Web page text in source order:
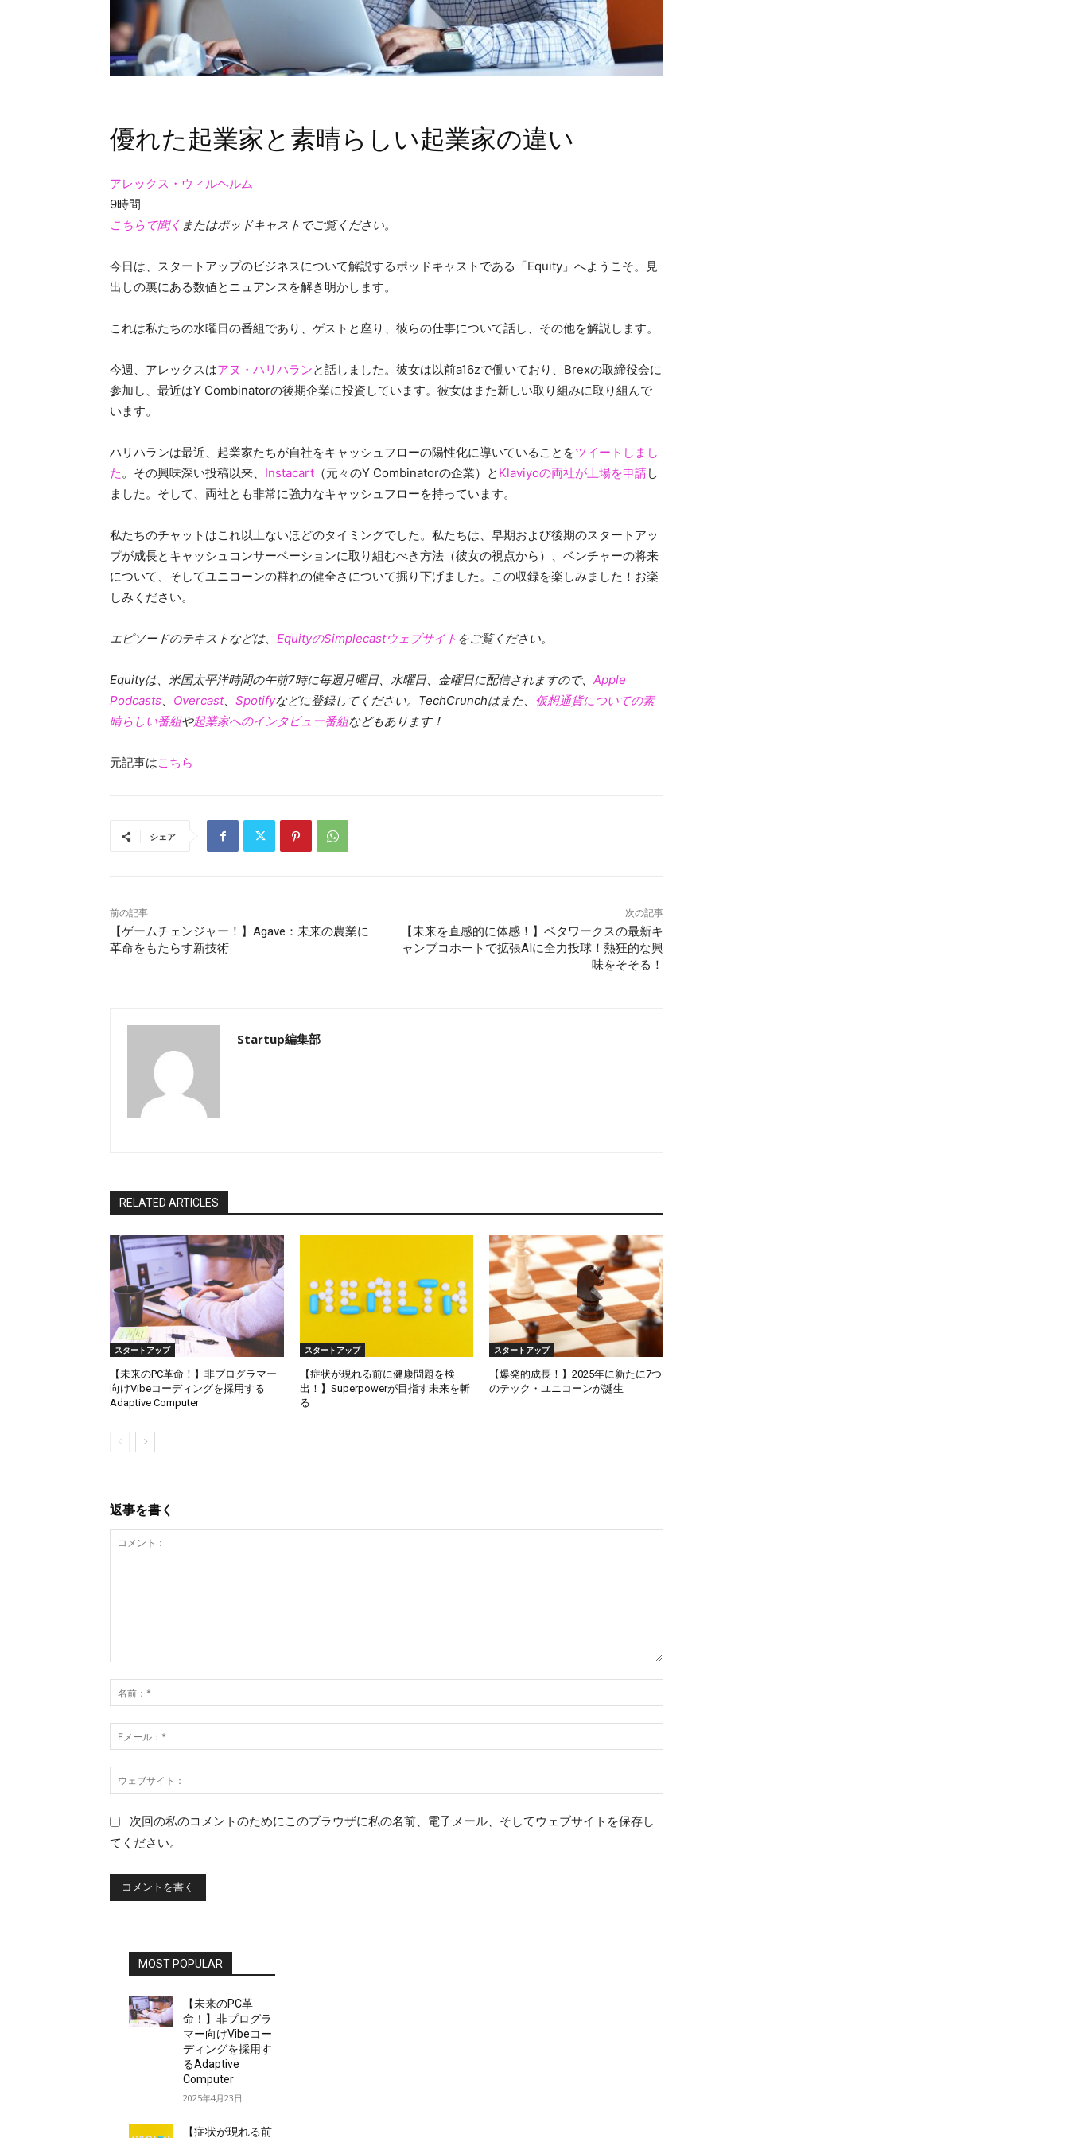
優れた起業家と素晴らしい起業家の違い
アレックス・ウィルヘルム
9時間
こちらで聞く またはポッドキャストでご覧ください。
今日は、スタートアップのビジネスについて解説するポッドキャストである「Equity」へようこそ。見
出しの裏にある数値とニュアンスを解き明かします。
これは私たちの水曜日の番組であり、ゲストと座り、彼らの仕事について話し、その他を解説します。
今週、アレックスはアヌ・ハリハランと話しました。彼女は以前a16zで働いており、Brexの取締役会に
参加し、最近はY Combinatorの後期企業に投資しています。彼女はまた新しい取り組みに取り組んで
います。
ハリハランは最近、起業家たちが自社をキャッシュフローの陽性化に導いていることをツイートしまし
た。その興味深い投稿以来、 Instacart （元々のY Combinatorの企業）と Klaviyoの両社が上場を申請し
ました。そして、両社とも非常に強力なキャッシュフローを持っています。
私たちのチャットはこれ以上ないほどのタイミングでした。私たちは、早期および後期のスタートアッ
プが成長とキャッシュコンサーベーションに取り組むべき方法（彼女の視点から）、ベンチャーの将来
について、そしてユニコーンの群れの健全さについて掘り下げました。この収録を楽しみました！お楽
しみください。
エピソードのテキストなどは、 EquityのSimplecastウェブサイト をご覧ください。
Equityは、米国太平洋時間の午前7時に毎週月曜日、水曜日、金曜日に配信されますので、 Apple
Podcasts、 Overcast、 Spotifyなどに登録してください。TechCrunchはまた、 仮想通貨についての素
晴らしい番組や起業家へのインタビュー番組などもあります！
元記事はこちら
シェア
前の記事
【ゲームチェンジャー！】Agave：未来の農業に
革命をもたらす新技術
次の記事
【未来を直感的に体感！】ベタワークスの最新キ
ャンプコホートで拡張AIに全力投球！熱狂的な興
味をそそる！
Startup編集部
RELATED ARTICLES
スタートアップ
【未来のPC革命！】非プログラマー
向けVibeコーディングを採用する
Adaptive Computer
スタートアップ
【症状が現れる前に健康問題を検
出！】Superpowerが目指す未来を斬
る
スタートアップ
【爆発的成長！】2025年に新たに7つ
のテック・ユニコーンが誕生
返事を書く
メ
ト
：
前
*メ
ル
ェ
次回の私のコメントのためにこのブラウザに私の名前、電子メール、そしてウェブサイトを保存し
てください。
MOST POPULAR
【未来のPC革
命！】非プログラ
マー向けVibeコー
ディングを採用す
るAdaptive
Computer
2025年4月23日
【症状が現れる前